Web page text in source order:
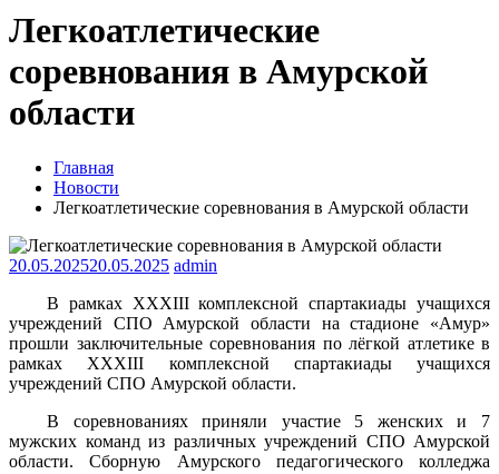
Легкоатлетические
соревнования в Амурской
области
Главная
Новости
Легкоатлетические соревнования в Амурской области
20.05.202520.05.2025 admin
В рамках XXXIII комплексной спартакиады учащихся
учреждений СПО Амурской области на стадионе «Амур»
прошли заключительные соревнования по лёгкой атлетике в
рамках XXXIII комплексной спартакиады учащихся
учреждений СПО Амурской области.
В соревнованиях приняли участие 5 женских и 7
мужских команд из различных учреждений СПО Амурской
области. Сборную Амурского педагогического колледжа